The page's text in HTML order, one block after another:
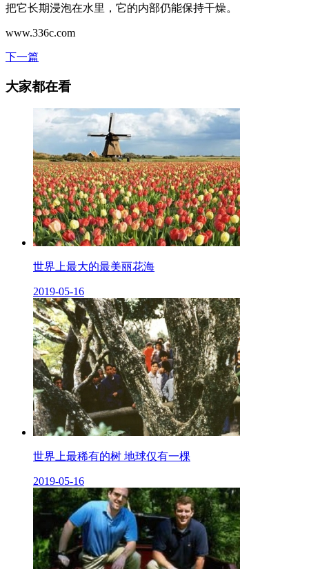
把它长期浸泡在水里，它的内部仍能保持干燥。
www.336c.com
下一篇
大家都在看
世界上最大的最美丽花海
2019-05-16
世界上最稀有的树 地球仅有一棵
2019-05-16